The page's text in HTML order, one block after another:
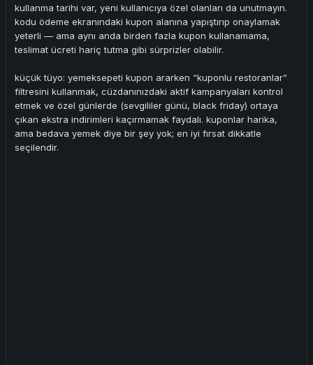
kullanma tarihi var, yeni kullanıcıya özel olanları da unutmayın.
kodu ödeme ekranındaki kupon alanına yapıştırıp onaylamak
yeterli — ama aynı anda birden fazla kupon kullanamama,
teslimat ücreti hariç tutma gibi sürprizler olabilir.
küçük tüyo: yemeksepeti kupon ararken “kuponlu restoranlar”
filtresini kullanmak, cüzdanınızdaki aktif kampanyaları kontrol
etmek ve özel günlerde (sevgililer günü, black friday) ortaya
çıkan ekstra indirimleri kaçırmamak faydalı. kuponlar harika,
ama bedava yemek diye bir şey yok; en iyi fırsat dikkatle
seçilendir.